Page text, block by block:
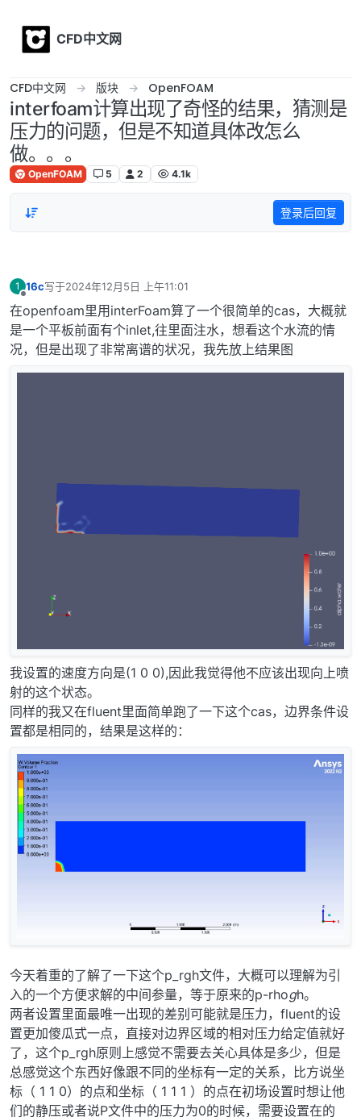
CFD中文网
CFD中文网 版块 OpenFOAM
interfoam计算出现了奇怪的结果，猜测是
压力的问题，但是不知道具体改怎么
做。。。
OpenFOAM 5 2 4.1k
登录后回复
1 16c写于2024年12月5日 上午11:01
最后由 编辑
在openfoam里用interFoam算了一个很简单的cas，大概就
是一个平板前面有个inlet,往里面注水，想看这个水流的情
况，但是出现了非常离谱的状况，我先放上结果图
我设置的速度方向是(1 0 0),因此我觉得他不应该出现向上喷
射的这个状态。
同样的我又在fluent里面简单跑了一下这个cas，边界条件设
置都是相同的，结果是这样的：
今天着重的了解了一下这个p_rgh文件，大概可以理解为引
入的一个方便求解的中间参量，等于原来的p-rhogh。
两者设置里面最唯一出现的差别可能就是压力，fluent的设
置更加傻瓜式一点，直接对边界区域的相对压力给定值就好
了，这个p_rgh原则上感觉不需要去关心具体是多少，但是
总感觉这个东西好像跟不同的坐标有一定的关系，比方说坐
标（ 1 1 0）的点和坐标（ 1 1 1 ）的点在初场设置时想让他
们的静压或者说P文件中的压力为0的时候，需要设置在的